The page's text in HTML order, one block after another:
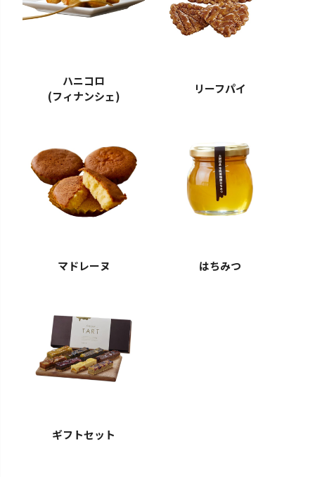
ハニコロ
(フィナンシェ)
リーフパイ
マドレーヌ はちみつ
ギフトセット